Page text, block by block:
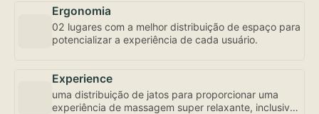
Ergonomia
02 lugares com a melhor distribuição de espaço para
potencializar a experiência de cada usuário.
Experience
uma distribuição de jatos para proporcionar uma
experiência de massagem super relaxante, inclusive